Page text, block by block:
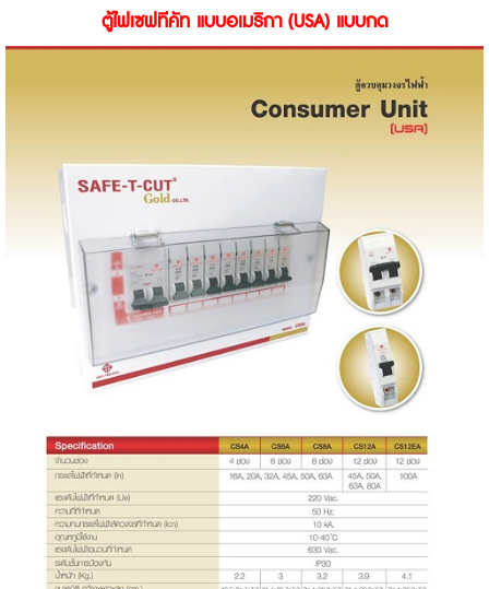
ตู้ไฟเซฟทีคัท แบบอเมริกา (USA) แบบกด